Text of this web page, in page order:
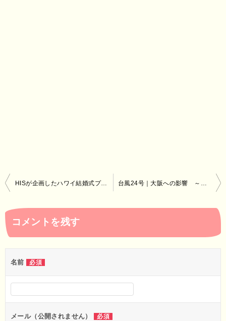
投
ナ
ビ
ー
ョ
HISが企画したハワイ結婚式プランがキャンセル 台風24号｜大阪への影響 ～テレビを見ない方へ～
コメントを残す
名前 必須
メール（公開されません） 必須